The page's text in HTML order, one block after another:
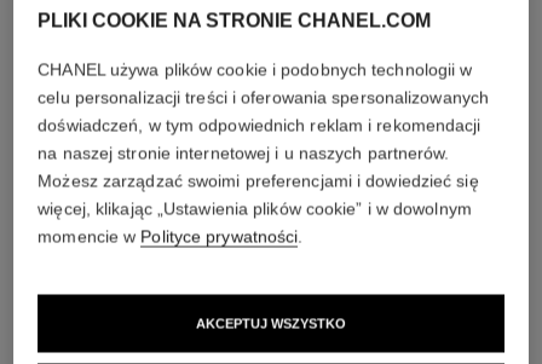
CODZIENNA
Za pomocą kremów
na dzień i na noc,
pomocą formuł
zawierających filtry
oraz mgiełek anti-
pollution
PLIKI COOKIE NA STRONIE CHANEL.COM
CHANEL używa plików cookie i podobnych technologii w
celu personalizacji treści i oferowania spersonalizowanych
doświadczeń, w tym odpowiednich reklam i rekomendacji
na naszej stronie internetowej i u naszych partnerów.
Możesz zarządzać swoimi preferencjami i dowiedzieć się
więcej, klikając „Ustawienia plików cookie” i w dowolnym
momencie w Polityce prywatności.
AKCEPTUJ WSZYSTKO